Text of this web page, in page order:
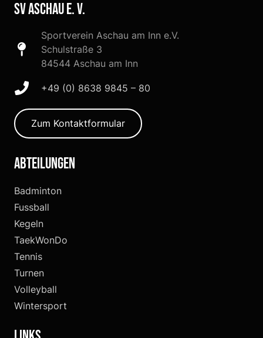
SV Aschau e. V.
Sportverein Aschau am Inn e.V.
Schulstraße 3
84544 Aschau am Inn
+49 (0) 8638 9845 – 80
Zum Kontaktformular
Abteilungen
Badminton
Fussball
Kegeln
TaekWonDo
Tennis
Turnen
Volleyball
Wintersport